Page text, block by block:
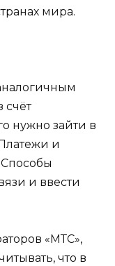
мира.
счёт
нужно зайти в
и
и ввести
«МТС»,
что в